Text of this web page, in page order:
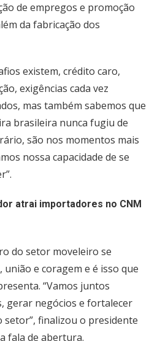
de empregos e promoção
da fabricação dos
existem, crédito caro,
exigências cada vez
mas também sabemos que
brasileira nunca fugiu de
são nos momentos mais
nossa capacidade de se
atrai importadores no CNM
do setor moveleiro se
união e coragem e é isso que
“Vamos juntos
gerar negócios e fortalecer
setor”, finalizou o presidente
fala de abertura.